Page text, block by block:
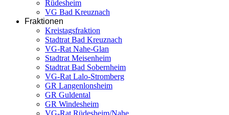
Rüdesheim
VG Bad Kreuznach
Fraktionen
Kreistagsfraktion
Stadtrat Bad Kreuznach
VG-Rat Nahe-Glan
Stadtrat Meisenheim
Stadtrat Bad Sobernheim
VG-Rat Lalo-Stromberg
GR Langenlonsheim
GR Guldental
GR Windesheim
VG-Rat Rüdesheim/Nahe